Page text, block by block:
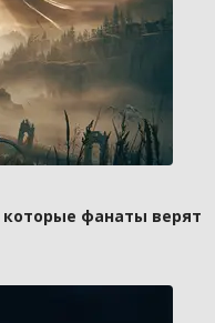
которые фанаты верят